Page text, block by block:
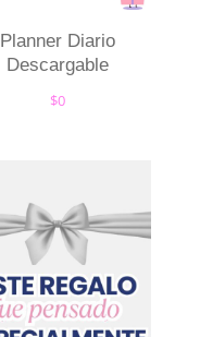
Planner Diario
Descargable
$0